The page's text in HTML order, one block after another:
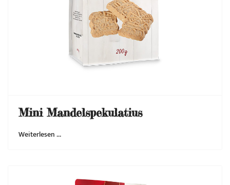
Mini Mandelspekulatius
Weiterlesen …